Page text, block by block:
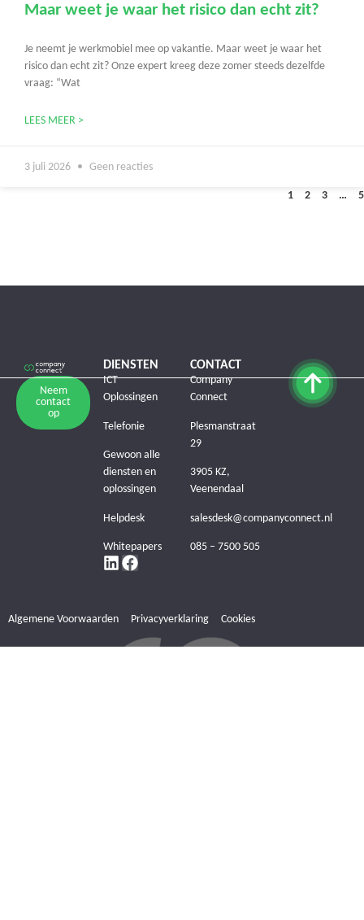
Maar weet je waar het risico dan echt zit?
Je neemt je werkmobiel mee op vakantie. Maar weet je waar het
risico dan echt zit? Onze expert kreeg deze zomer steeds dezelfde
vraag: “Wat
LEES MEER >
3 juli 2026 Geen reacties
1 2 3 … 5
Neem
contact
op
DIENSTEN
ICT
Oplossingen
Telefonie
Gewoon alle
diensten en
oplossingen
Helpdesk
Whitepapers
CONTACT
Company
Connect
Plesmanstraat
29
3905 KZ,
Veenendaal
salesdesk@companyconnect.nl
085 – 7500 505
Algemene Voorwaarden Privacyverklaring Cookies